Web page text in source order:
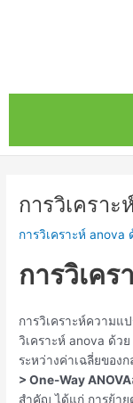
การวิเครา
การวิเคราะห์ anova
การวิเค
การวิเคราะห์ความแ
วิเคราะห์ anova ด้ว
ระหว่างค่าเฉลี่ยของ
> One-Way ANOVA
สำคัญ ได้แก่ การย้าย